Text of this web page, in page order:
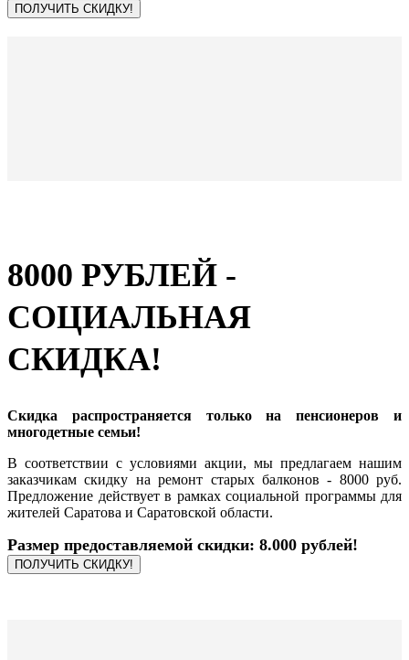
ПОЛУЧИТЬ СКИДКУ!
8000 РУБЛЕЙ -
СОЦИАЛЬНАЯ
СКИДКА!
Скидка распространяется только на пенсионеров и
многодетные семьи!
В соответствии с условиями акции, мы предлагаем нашим
заказчикам скидку на ремонт старых балконов - 8000 руб.
Предложение действует в рамках социальной программы для
жителей Саратова и Саратовской области.
Размер предоставляемой скидки: 8.000 рублей!
ПОЛУЧИТЬ СКИДКУ!